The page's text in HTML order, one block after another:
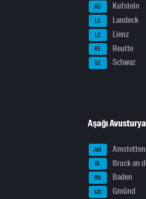
KU Kufstein
LA Landeck
LZ Lienz
RE Reutte
SZ Schwaz
Aşağı Avusturya
AM Amstetten
BL Bruck an
BN Baden
GD Gmünd